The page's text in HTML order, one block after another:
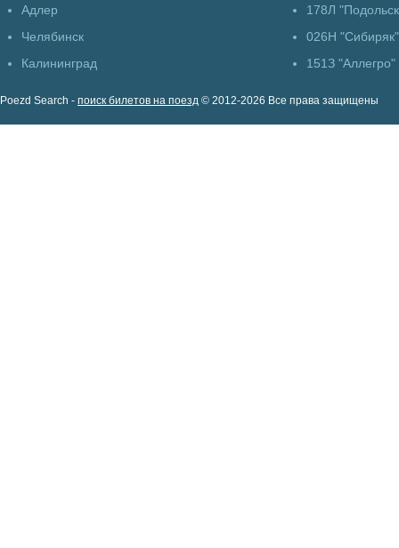
Адлер
Челябинск
Калининград
178Л
026Н "Сибиряк"
151З "Аллегро"
Poezd Search - поиск билетов на поезд © 2012-2026 Все права защищены